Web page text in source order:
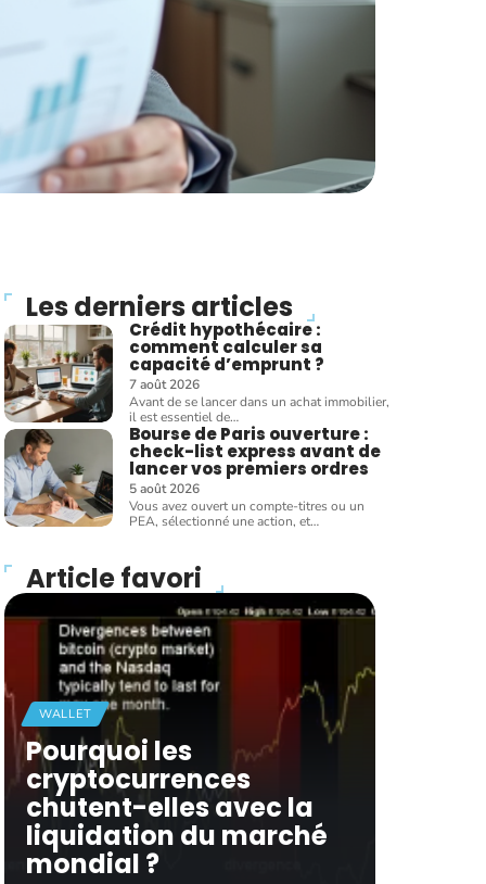
Les derniers articles
Crédit hypothécaire :
comment calculer sa
capacité d’emprunt ?
7 août 2026
Avant de se lancer dans un achat immobilier,
il est essentiel de…
Bourse de Paris ouverture :
check-list express avant de
lancer vos premiers ordres
5 août 2026
Vous avez ouvert un compte-titres ou un
PEA, sélectionné une action, et…
Article favori
WALLET
Pourquoi les
cryptocurrences
chutent-elles avec la
liquidation du marché
mondial ?